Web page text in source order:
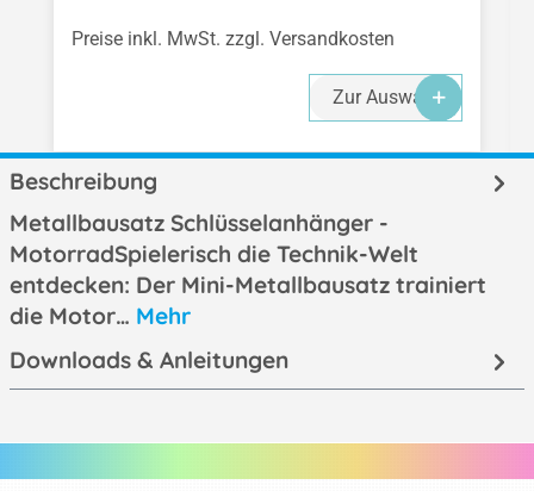
Preise inkl. MwSt. zzgl. Versandkosten
Zur Auswahl
Beschreibung
Metallbausatz Schlüsselanhänger -
MotorradSpielerisch die Technik-Welt
entdecken: Der Mini-Metallbausatz trainiert
die Motor… Mehr
Downloads & Anleitungen